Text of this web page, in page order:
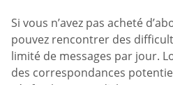
Si vous n’avez pas acheté
pouvez rencontrer des
limité de messages par jour.
des correspondances